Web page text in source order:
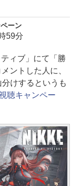
ーン
59分
ィブ」にて「勝
ントした人に、
けするというも
聴キャンペー